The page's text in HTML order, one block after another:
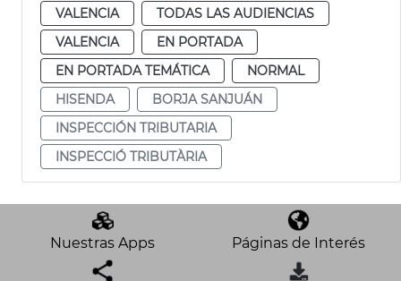
VALENCIA
TODAS LAS AUDIENCIAS
VALENCIA
EN PORTADA
EN PORTADA TEMÁTICA
NORMAL
HISENDA
BORJA SANJUÁN
INSPECCIÓN TRIBUTARIA
INSPECCIÓ TRIBUTÀRIA
Nuestras Apps Páginas de Interés